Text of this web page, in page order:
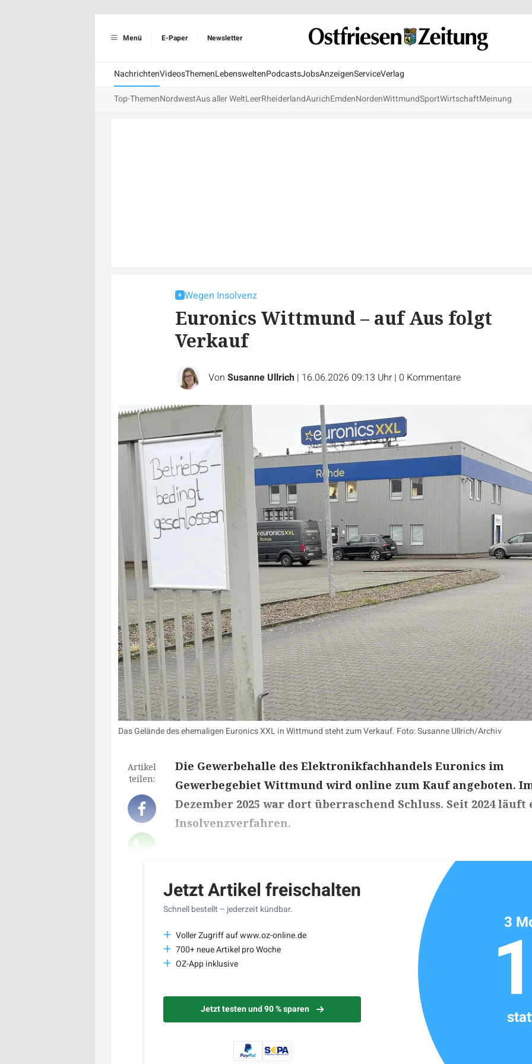
Menü E-Paper Newsletter
NachrichtenVideosThemenLebensweltenPodcastsJobsAnzeigenServiceVerlag
Top-ThemenNordwestAus aller WeltLeerRheiderlandAurichEmdenNordenWittmundSportWirtschaftMeinung
Wegen Insolvenz
Euronics Wittmund – auf Aus folgt
Verkauf
Von Susanne Ullrich | 16.06.2026 09:13 Uhr | 0 Kommentare
Das Gelände des ehemaligen Euronics XXL in Wittmund steht zum Verkauf. Foto: Susanne Ullrich/Archiv
Artikel
teilen:
Die Gewerbehalle des Elektronikfachhandels Euronics im
Gewerbegebiet Wittmund wird online zum Kauf angeboten.
Dezember 2025 war dort überraschend Schluss. Seit 2024 läuft
Insolvenzverfahren.
Jetzt Artikel freischalten
Schnell bestellt – jederzeit kündbar.
Voller Zugriff auf www.oz-online.de
700+ neue Artikel pro Woche
OZ-App inklusive
Jetzt testen und 90 % sparen
3